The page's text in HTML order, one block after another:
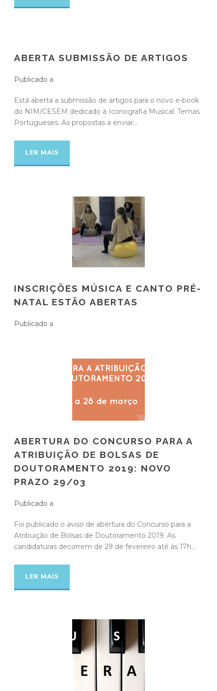
ABERTA SUBMISSÃO DE ARTIGOS
Publicado a
Está aberta a submissão de artigos para o novo e-book
do NIM/CESEM dedicado à Iconografia Musical: Temas
Portugueses. As propostas a enviar...
LER MAIS
INSCRIÇÕES MÚSICA E CANTO PRÉ-
NATAL ESTÃO ABERTAS
Publicado a
ABERTURA DO CONCURSO PARA A
ATRIBUIÇÃO DE BOLSAS DE
DOUTORAMENTO 2019: NOVO
PRAZO 29/03
Publicado a
Foi publicado o aviso de abertura do Concurso para a
Atribuição de Bolsas de Doutoramento 2019. As
candidaturas decorrem de 29 de fevereiro até às 17h...
LER MAIS